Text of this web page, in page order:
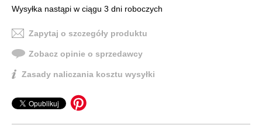
Wysyłka nastąpi w ciągu 3 dni roboczych
Zapytaj o szczegóły produktu
Zobacz opinie o sprzedawcy
Zasady naliczania kosztu wysyłki